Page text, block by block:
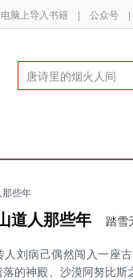
电脑上导入书籍 | 公众号 |
些年
道人那些年 踏雪
人刘病己偶然闯入一座
的神殿、沙漠阿努比